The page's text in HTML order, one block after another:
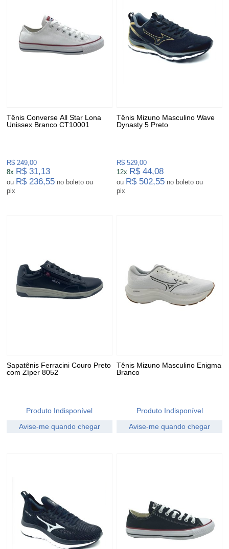
Tênis Converse All Star Lona
Unissex Branco CT10001
R$ 249,00
8x R$ 31,13
ou R$ 236,55 no boleto ou
pix
Tênis Mizuno Masculino Wave
Dynasty 5 Preto
R$ 529,00
12x R$ 44,08
ou R$ 502,55 no boleto ou
pix
Sapatênis Ferracini Couro Preto
com Zíper 8052
Produto Indisponível
Avise-me quando chegar
Tênis Mizuno Masculino Enigma
Branco
Produto Indisponível
Avise-me quando chegar